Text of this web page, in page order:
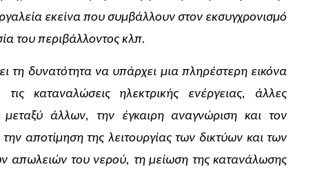
εκείνα που συμβάλλουν στον εκσυγχρονισμό
του περιβάλλοντος κλπ.
τη δυνατότητα να υπάρχει μια πληρέστερη εικόνα
καταναλώσεις ηλεκτρικής ενέργειας, άλλες
άλλων, την έγκαιρη αναγνώριση και τον
αποτίμηση της λειτουργίας των δικτύων και των
απωλειών του νερού, τη μείωση της κατανάλωσης